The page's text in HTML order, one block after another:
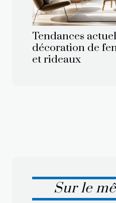
Tendances
décoration de
et rideaux
Sur le